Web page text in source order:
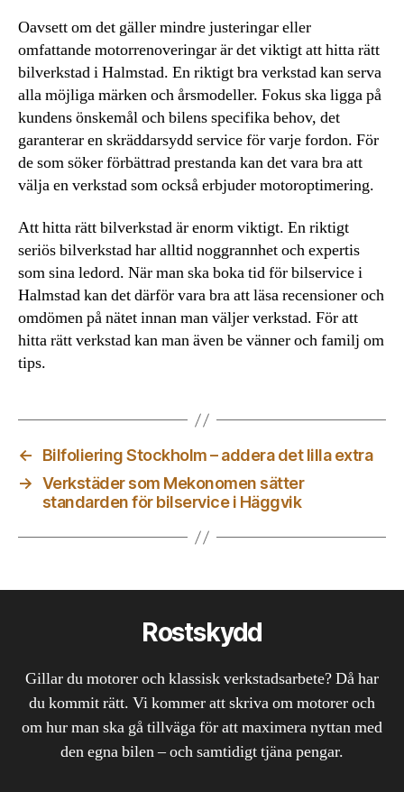
Oavsett om det gäller mindre justeringar eller
omfattande motorrenoveringar är det viktigt att hitta rätt
bilverkstad i Halmstad. En riktigt bra verkstad kan serva
alla möjliga märken och årsmodeller. Fokus ska ligga på
kundens önskemål och bilens specifika behov, det
garanterar en skräddarsydd service för varje fordon. För
de som söker förbättrad prestanda kan det vara bra att
välja en verkstad som också erbjuder motoroptimering.
Att hitta rätt bilverkstad är enorm viktigt. En riktigt
seriös bilverkstad har alltid noggrannhet och expertis
som sina ledord. När man ska boka tid för bilservice i
Halmstad kan det därför vara bra att läsa recensioner och
omdömen på nätet innan man väljer verkstad. För att
hitta rätt verkstad kan man även be vänner och familj om
tips.
←
Bilfoliering Stockholm – addera det lilla extra
→ Verkstäder som Mekonomen sätter
standarden för bilservice i Häggvik
Rostskydd
Gillar du motorer och klassisk verkstadsarbete? Då har
du kommit rätt. Vi kommer att skriva om motorer och
om hur man ska gå tillväga för att maximera nyttan med
den egna bilen – och samtidigt tjäna pengar.